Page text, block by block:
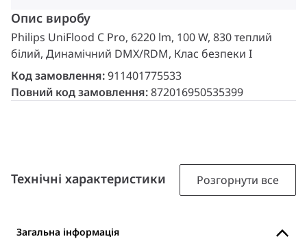
Опис виробу
Philips UniFlood C Pro, 6220 lm, 100 W, 830 теплий
білий, Динамічний DMX/RDM, Клас безпеки I
Код замовлення:911401775533
Повний код замовлення:872016950535399
Технічні характеристики Розгорнути все
Загальна інформація